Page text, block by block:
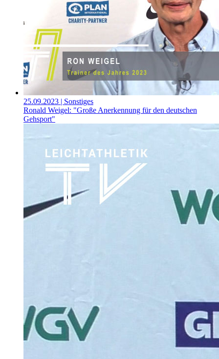
25.09.2023 | Sonstiges
Ronald Weigel: "Große Anerkennung für den deutschen
Gehsport"